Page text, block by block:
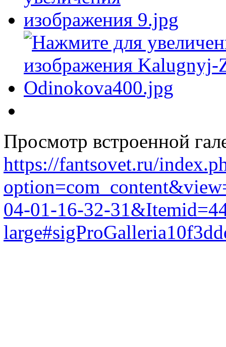
Просмотр встроенной
https://fantsovet.ru/
04-01-16-32-